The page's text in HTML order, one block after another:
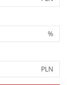
%
PLN